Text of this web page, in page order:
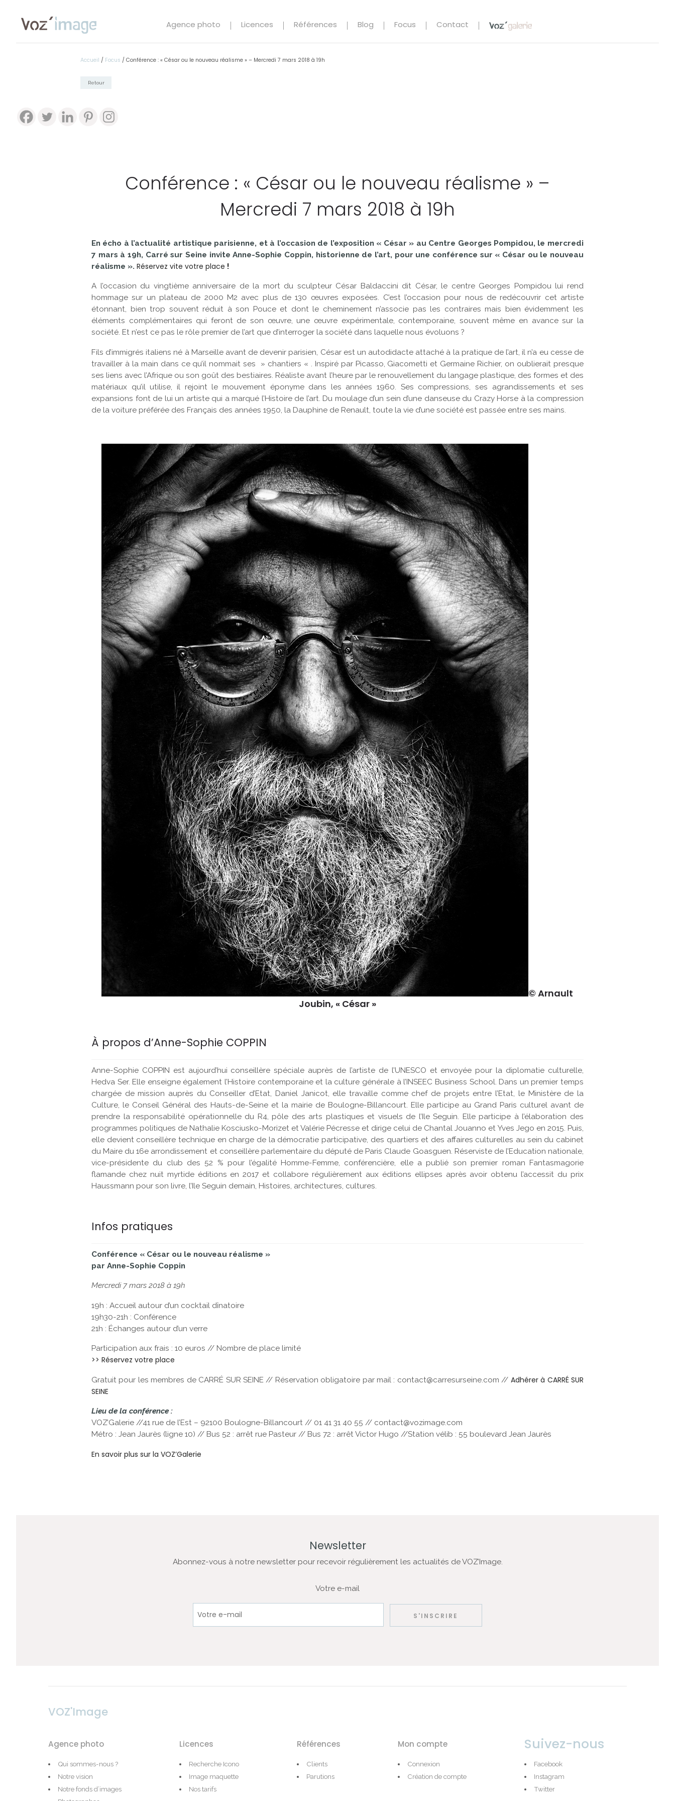
Agence photo Licences Références Blog Focus Contact
Accueil / Focus / Conférence : « César ou le nouveau réalisme » – Mercredi 7 mars 2018 à 19h
Retour
Conférence : « César ou le nouveau réalisme » –
Mercredi 7 mars 2018 à 19h
En écho à l’actualité artistique parisienne, et à l’occasion de l’exposition « César » au Centre Georges Pompidou, le mercredi
7 mars à 19h, Carré sur Seine invite Anne-Sophie Coppin, historienne de l’art, pour une conférence sur « César ou le nouveau
réalisme ». Réservez vite votre place !
A l’occasion du vingtième anniversaire de la mort du sculpteur César Baldaccini dit César, le centre Georges Pompidou lui rend
hommage sur un plateau de 2000 M2 avec plus de 130 œuvres exposées. C’est l’occasion pour nous de redécouvrir cet artiste
étonnant, bien trop souvent réduit à son Pouce et dont le cheminement n’associe pas les contraires mais bien évidemment les
éléments complémentaires qui feront de son œuvre, une œuvre expérimentale, contemporaine, souvent même en avance sur la
société. Et n’est ce pas le rôle premier de l’art que d’interroger la société dans laquelle nous évoluons ?
Fils d’immigrés italiens né à Marseille avant de devenir parisien, César est un autodidacte attaché à la pratique de l’art, il n’a eu cesse de
travailler à la main dans ce qu’il nommait ses » chantiers « . Inspiré par Picasso, Giacometti et Germaine Richier, on oublierait presque
ses liens avec l’Afrique ou son goût des bestiaires. Réaliste avant l’heure par le renouvellement du langage plastique, des formes et des
matériaux qu’il utilise, il rejoint le mouvement éponyme dans les années 1960. Ses compressions, ses agrandissements et ses
expansions font de lui un artiste qui a marqué l’Histoire de l’art. Du moulage d’un sein d’une danseuse du Crazy Horse à la compression
de la voiture préférée des Français des années 1950, la Dauphine de Renault, toute la vie d’une société est passée entre ses mains.
© Arnault
Joubin, « César »
À propos d’Anne-Sophie COPPIN
Anne-Sophie COPPIN est aujourd’hui conseillère spéciale auprès de l’artiste de l’UNESCO et envoyée pour la diplomatie culturelle,
Hedva Ser. Elle enseigne également l’Histoire contemporaine et la culture générale à l’INSEEC Business School. Dans un premier temps
chargée de mission auprès du Conseiller d’Etat, Daniel Janicot, elle travaille comme chef de projets entre l’Etat, le Ministère de la
Culture, le Conseil Général des Hauts-de-Seine et la mairie de Boulogne-Billancourt. Elle participe au Grand Paris culturel avant de
prendre la responsabilité opérationnelle du R4, pôle des arts plastiques et visuels de l’Ile Seguin. Elle participe à l’élaboration des
programmes politiques de Nathalie Kosciusko-Morizet et Valérie Pécresse et dirige celui de Chantal Jouanno et Yves Jego en 2015. Puis,
elle devient conseillère technique en charge de la démocratie participative, des quartiers et des affaires culturelles au sein du cabinet
du Maire du 16e arrondissement et conseillère parlementaire du député de Paris Claude Goasguen. Réserviste de l’Education nationale,
vice-présidente du club des 52 % pour l’égalité Homme-Femme, conférencière, elle a publié son premier roman Fantasmagorie
flamande chez nuit myrtide éditions en 2017 et collabore régulièrement aux éditions ellipses après avoir obtenu l’accessit du prix
Haussmann pour son livre, l’Ile Seguin demain, Histoires, architectures, cultures.
Infos pratiques
Conférence « César ou le nouveau réalisme »
par Anne-Sophie Coppin
Mercredi 7 mars 2018 à 19h
19h : Accueil autour d’un cocktail dînatoire
19h30-21h : Conférence
21h : Échanges autour d’un verre
Participation aux frais : 10 euros // Nombre de place limité
>> Réservez votre place
Gratuit pour les membres de CARRÉ SUR SEINE // Réservation obligatoire par mail : contact@carresurseine.com // Adhérer à CARRÉ SUR
SEINE
Lieu de la conférence :
VOZ’Galerie //41 rue de l’Est – 92100 Boulogne-Billancourt // 01 41 31 40 55 // contact@vozimage.com
Métro : Jean Jaurès (ligne 10) // Bus 52 : arrêt rue Pasteur // Bus 72 : arrêt Victor Hugo //Station vélib : 55 boulevard Jean Jaurès
En savoir plus sur la VOZ’Galerie
Newsletter
Abonnez-vous à notre newsletter pour recevoir régulièrement les actualités de VOZ’Image.
Votre e-mail
VOZ'Image
Agence photo
Qui sommes-nous ?
Notre vision
Notre fonds d’images
Licences
Recherche Icono
Image maquette
Nos tarifs
Références
Clients
Parutions
Mon compte
Connexion
Création de compte
Suivez-nous
Facebook
Instagram
Twitter